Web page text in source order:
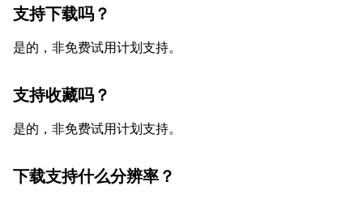
支持下载吗？
是的，非免费试用计划支持。
支持收藏吗？
是的，非免费试用计划支持。
下载支持什么分辨率？